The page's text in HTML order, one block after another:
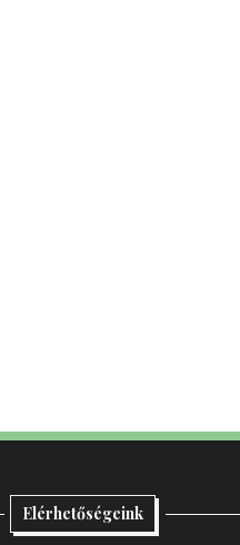
Elérhetőségeink